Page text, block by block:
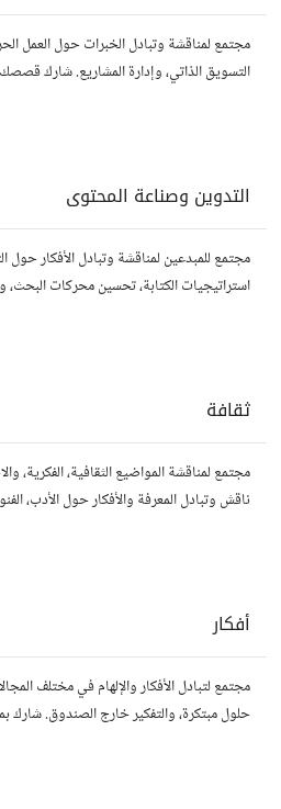
مجتمع لمناقشة وتبادل الخبرات حول العمل
التسويق الذاتي، وإدارة المشاريع. شارك
التدوين وصناعة المحتوى
مجتمع للمبدعين لمناقشة وتبادل الأفكار
استراتيجيات الكتابة، تحسين محركات البحث،
ثقافة
مجتمع لمناقشة المواضيع الثقافية، الفكرية،
ناقش وتبادل المعرفة والأفكار حول الأدب،
أفكار
مجتمع لتبادل الأفكار والإلهام في مختلف
حلول مبتكرة، والتفكير خارج الصندوق. شارك